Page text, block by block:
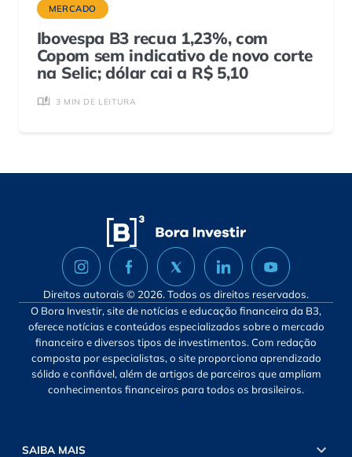
MERCADO
Ibovespa B3 recua 1,23%, com
Copom sem indicativo de novo corte
na Selic; dólar cai a R$ 5,10
3 MIN DE LEITURA
Direitos autorais © 2026. Todos os direitos reservados.
O Bora Investir, site de notícias e educação financeira da B3,
oferece notícias e conteúdos especializados sobre o mercado
financeiro e diversos tipos de investimentos. Com redação
composta por especialistas, o site proporciona aprendizado
sólido e confiável, além de artigos de parceiros que ampliam
conhecimentos financeiros para todos os brasileiros.
SAIBA MAIS